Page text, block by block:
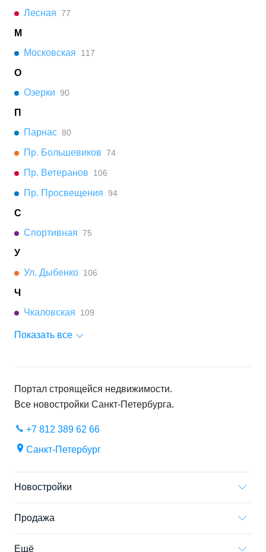
Лесная 77
М
Московская
117
О
Озерки 90
П
Парнас 80
Пр. Большевиков 74
Пр. Ветеранов 106
Пр. Просвещения 94
С
Спортивная 75
У
Ул. Дыбенко 106
Ч
Чкаловская
109
Показать все
Портал строящейся недвижимости.
Все новостройки Санкт-Петербурга.
+7 812 389 62 66
Санкт-Петербург
Новостройки
Продажа
Ещё